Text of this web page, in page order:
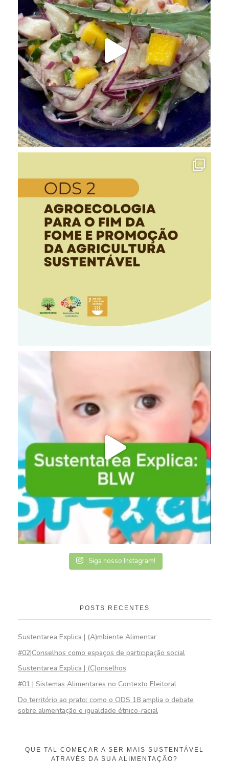
Siga nosso Instagram!
POSTS RECENTES
Sustentarea Explica | (A)mbiente Alimentar
#02|Conselhos como espaços de participação social
Sustentarea Explica | (C)onselhos
#01 | Sistemas Alimentares no Contexto Eleitoral
Do território ao prato: como o ODS 18 amplia o debate
sobre alimentação e igualdade étnico-racial
QUE TAL COMEÇAR A SER MAIS SUSTENTÁVEL
ATRAVÉS DA SUA ALIMENTAÇÃO?